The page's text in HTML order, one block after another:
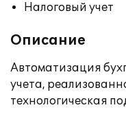
Налоговый учет
Описание
Автоматизация
учета,
технологическая